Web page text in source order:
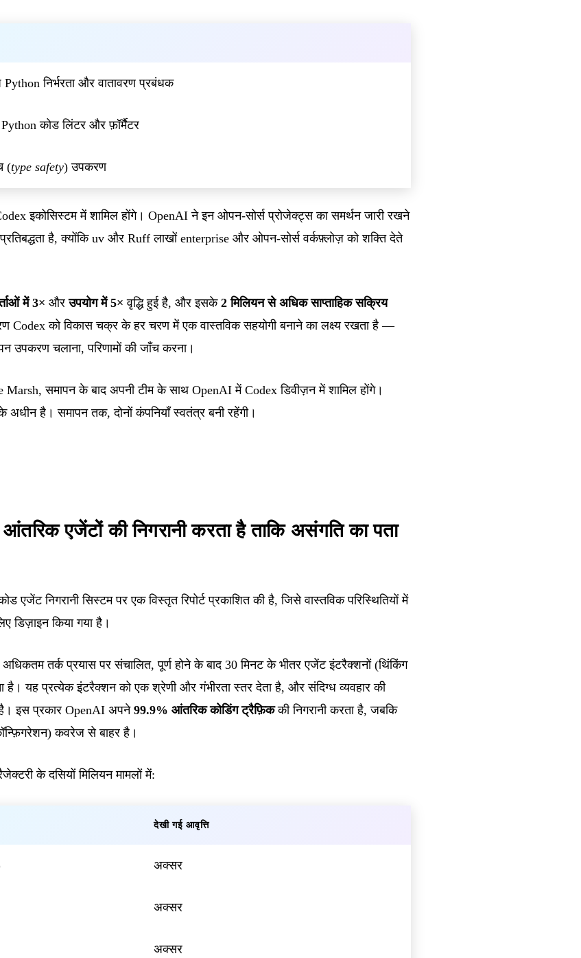
निर्भरता और वातावरण प्रबंधक
कोड लिंटर और फ़ॉर्मैटर
(type safety) उपकरण
इकोसिस्टम में शामिल होंगे। OpenAI ने इन ओपन-सोर्स प्रोजेक्ट्स का समर्थन जारी रखने
है, क्योंकि uv और Ruff लाखों enterprise और ओपन-सोर्स वर्कफ़्लोज़ को शक्ति देते
में 3× औरउपयोग में 5× वृद्धि हुई है, और इसके 2 मिलियन से अधिक साप्ताहिक सक्रिय
को विकास चक्र के हर चरण में एक वास्तविक सहयोगी बनाने का लक्ष्य रखता है —
उपकरण चलाना, परिणामों की जाँच करना।
समापन के बाद अपनी टीम के साथ OpenAI में Codex डिवीज़न में शामिल होंगे।
अधीन है। समापन तक, दोनों कंपनियाँ स्वतंत्र बनी रहेंगी।
एजेंटों की निगरानी करता है ताकि असंगति का पता
निगरानी सिस्टम पर एक विस्तृत रिपोर्ट प्रकाशित की है, जिसे वास्तविक परिस्थितियों में
डिज़ाइन किया गया है।
अधिकतम तर्क प्रयास पर संचालित, पूर्ण होने के बाद 30 मिनट के भीतर एजेंट इंटरैक्शनों (थिंकिंग
यह प्रत्येक इंटरैक्शन को एक श्रेणी और गंभीरता स्तर देता है, और संदिग्ध व्यवहार की
इस प्रकार OpenAI अपने 99.9% आंतरिक कोडिंग ट्रैफ़िककी निगरानी करता है, जबकि
कवरेज से बाहर है।
के दसियों मिलियन मामलों में:
देखी गई आवृत्ति
अक्सर
अक्सर
अक्सर